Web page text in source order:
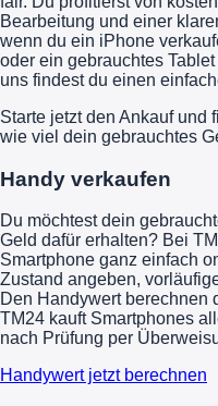
Bearbeitung und einer
wenn du ein iPhone
oder ein gebrauchtes
uns findest du einen
Starte jetzt den Ankauf und
wie viel dein gebrauchtes
Handy verkaufen
Du möchtest dein
Geld dafür erhalten? Bei
Smartphone ganz einfach
Zustand angeben,
Den Handywert berechnen
TM24 kauft Smartphones
nach Prüfung per
Handywert jetzt berechnen